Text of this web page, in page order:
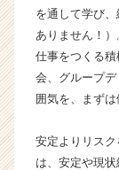
を通して学び
ありません！
仕事をつくる
会、グループ
囲気を、まず
安定よりリス
は、安定や現